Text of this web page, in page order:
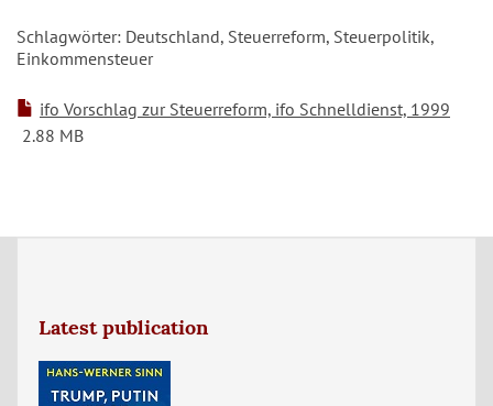
Schlagwörter: Deutschland, Steuerreform, Steuerpolitik,
Einkommensteuer
ifo Vorschlag zur Steuerreform, ifo Schnelldienst, 1999
2.88 MB
Latest publication